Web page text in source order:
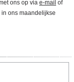
ons op via e-mail of
ons maandelijkse